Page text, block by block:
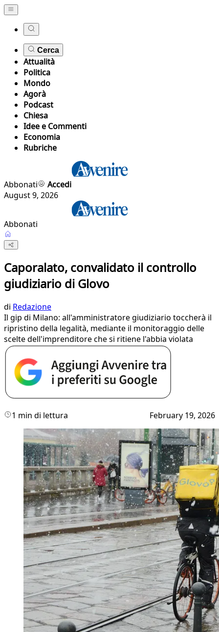
Cerca
Attualità
Politica
Mondo
Agorà
Podcast
Chiesa
Idee e Commenti
Economia
Rubriche
Abbonati
Accedi
August 9, 2026
Abbonati
Caporalato, convalidato il controllo
giudiziario di Glovo
di Redazione
Il gip di Milano: all'amministratore giudiziario toccherà il
ripristino della legalità, mediante il monitoraggio delle
scelte dell'imprenditore che si ritiene l'abbia violata
1 min di lettura February 19, 2026